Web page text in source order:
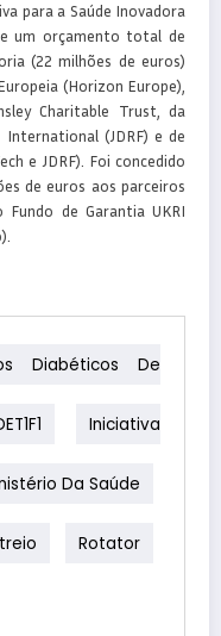
para a Saúde Inovadora
um orçamento total de
(22 milhões de euros)
(Horizon Europe),
Charitable Trust, da
International (JDRF) e de
e JDRF). Foi concedido
de euros aos parceiros
de Garantia UKRI
Diabéticos De
Iniciativa
Da Saúde
Rotator